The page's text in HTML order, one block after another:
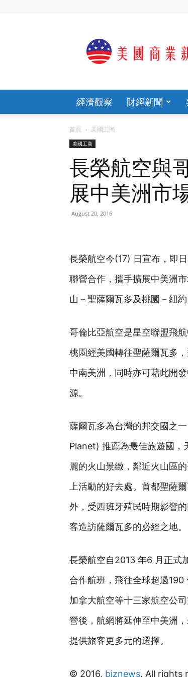
光
臨
商
業
新
網
經濟觀察 財經新聞
首頁 美國工商
美國工商
長榮航空與
展中美洲市
August 20, 2016
長榮航空今(17) 日宣布，即
聯營合作，攜手擴展中美洲
山－聖薩爾瓦多及桃園－紐
哥倫比亞航空是星空聯盟飛
桃園經美國轉往聖薩爾瓦多
中南美洲，同時亦可藉此開
源。
薩爾瓦多為台灣的邦交國之
Planet) 推薦為最佳旅遊國，
麗的火山景緻，鄰近火山區
上活動的好去處。首都聖薩
外，受西班牙殖民時期影響
客造訪薩爾瓦多的必經之地。
長榮航空自2013 年6 月正式
合作航班，飛往全球超過190
加拿大航空等十三家航空公
營後，航網將延伸至中美洲
提供旅客更多元的選擇。
© 2016, biznews. All rights